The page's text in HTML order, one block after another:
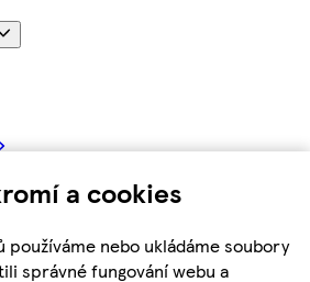
a cookies
používáme nebo ukládáme soubory
správné fungování webu a